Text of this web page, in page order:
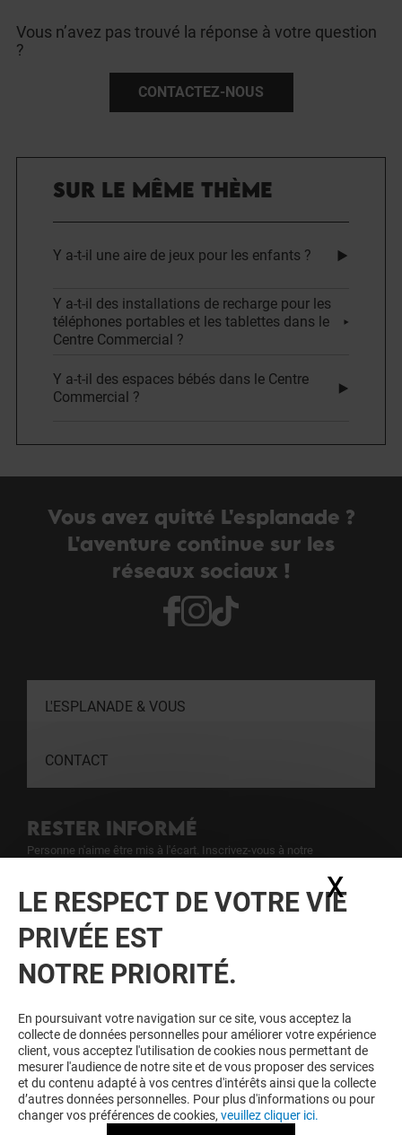
Vous n’avez pas trouvé la réponse à votre question
?
CONTACTEZ-NOUS
SUR LE MÊME THÈME
Y a-t-il une aire de jeux pour les enfants ?
Y a-t-il des installations de recharge pour les
téléphones portables et les tablettes dans le
Centre Commercial ?
Y a-t-il des espaces bébés dans le Centre
Commercial ?
Vous avez quitté L'esplanade ?
L'aventure continue sur les
réseaux sociaux !
L'ESPLANADE & VOUS
CONTACT
RESTER INFORMÉ
Personne n'aime être mis à l'écart. Inscrivez-vous à notre
Voir notre politique de protection des
données personelles.
FIDELE
Devenez membre de L'esplanade pour bénéficier
d'avantages, d'offres et de services exclusifs dans
votre Centre Commercial L'esplanade et chez nos
partenaires.
LE RESPECT DE VOTRE VIE
PRIVÉE EST
NOTRE PRIORITÉ.
En poursuivant votre navigation sur ce site, vous acceptez la
collecte de données personnelles pour améliorer votre expérience
client, vous acceptez l'utilisation de cookies nous permettant de
mesurer l'audience de notre site et de vous proposer des services
et du contenu adapté à vos centres d'intérêts ainsi que la collecte
d’autres données personnelles. Pour plus d'informations ou pour
changer vos préférences de cookies, veuillez cliquer ici.
X